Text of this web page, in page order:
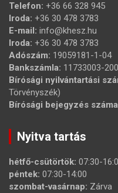
Telefon: +36 66 328 945
Iroda: +36 30 478 3783
E-mail: info@khesz.hu
Iroda: +36 30 478 3783
Adószám: 19059181-1-04
Bankszámla: 11733003-
Bírósági nyilvántartási
Törvényszék)
Bírósági bejegyzés
Nyitva tartás
hétfő-csütörtök: 07:30-
péntek: 07:30-14:00
szombat-vasárnap: Zárva